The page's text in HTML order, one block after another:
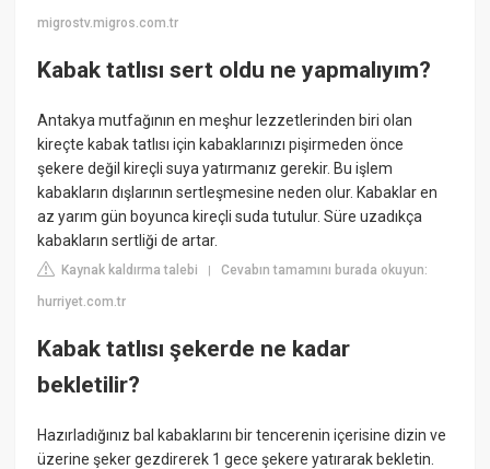
migrostv.migros.com.tr
Kabak tatlısı sert oldu ne yapmalıyım?
Antakya mutfağının en meşhur lezzetlerinden biri olan
kireçte kabak tatlısı için kabaklarınızı pişirmeden önce
şekere değil kireçli suya yatırmanız gerekir. Bu işlem
kabakların dışlarının sertleşmesine neden olur. Kabaklar en
az yarım gün boyunca kireçli suda tutulur. Süre uzadıkça
kabakların sertliği de artar.
Kaynak kaldırma talebi |Cevabın tamamını burada okuyun:
hurriyet.com.tr
Kabak tatlısı şekerde ne kadar
bekletilir?
Hazırladığınız bal kabaklarını bir tencerenin içerisine dizin ve
üzerine şeker gezdirerek 1 gece şekere yatırarak bekletin.